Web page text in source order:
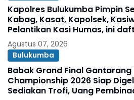
Kapolres Bulukumba Pimpin
Kabag, Kasat, Kapolsek,
Pelantikan Kasi Humas, ini
Agustus 07, 2026
Bulukumba
Babak Grand Final
Championship 2026 Siap
Sediakan Trofi, Uang